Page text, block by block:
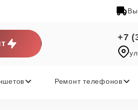
+7
Ремонт телефонов